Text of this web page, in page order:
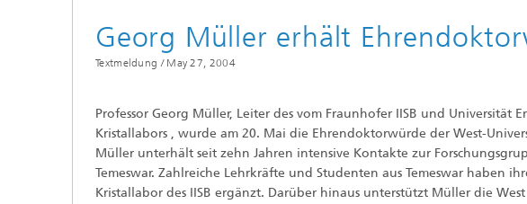
Georg Müller erhält
Textmeldung / May 27, 2004
Professor Georg Müller, Leiter des vom Fraunhofer IISB und
Kristallabors , wurde am 20. Mai die Ehrendoktorwürde der West-
Müller unterhält seit zehn Jahren intensive Kontakte zur
Temeswar. Zahlreiche Lehrkräfte und Studenten aus Temeswar haben
Kristallabor des IISB ergänzt. Darüber hinaus unterstützt Müller die